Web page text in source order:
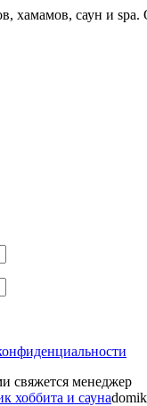
хамамов, саун и
свяжется менеджер
хоббита и сауна